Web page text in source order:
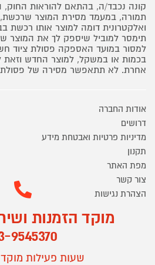
קונה נכבד/ה, בהתאם להוראות החוק,
תמורה, במעמד מסירת המוצר
ואלקטרונית דומה למוצר אותו רכשת
תימסר למוביל שיספק לך את המוצר
למסור במועד האספקה פסולת ציוד
בכמות או במשקל, למוצר החדש וזאת
אחרת. לא תתאפשר מסירה של פסולת
אודות החברה
דרושים
מדיניות פרטיות ואבטחת מידע
תקנון
מפת האתר
צור קשר
הצהרת נגישות
מוקד הזמנות
9545370
שעות פעילות